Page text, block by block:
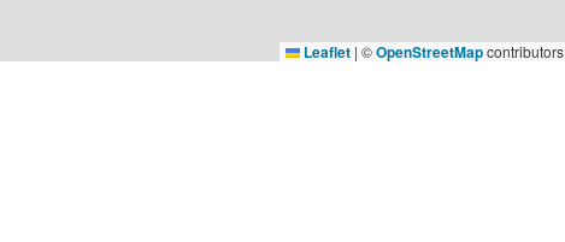
Leaflet | ©OpenStreetMapcontributors